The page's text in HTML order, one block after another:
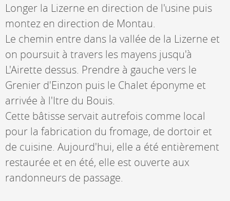
Longer la Lizerne en direction de l'usine puis
montez en direction de Montau.
Le chemin entre dans la vallée de la Lizerne et
on poursuit à travers les mayens jusqu'à
L'Airette dessus. Prendre à gauche vers le
Grenier d'Einzon puis le Chalet éponyme et
arrivée à l'Itre du Bouis.
Cette bâtisse servait autrefois comme local
pour la fabrication du fromage, de dortoir et
de cuisine. Aujourd'hui, elle a été entièrement
restaurée et en été, elle est ouverte aux
randonneurs de passage.